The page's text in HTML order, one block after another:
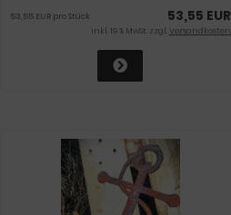
53,55 EUR
53,55 EUR pro Stück
inkl. 19 % MwSt. zzgl.Versandkosten